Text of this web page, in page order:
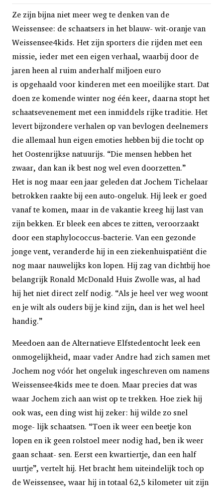
Ze zijn bijna niet meer weg te denken van de
Weissensee: de schaatsers in het blauw- wit-oranje van
Weissensee4kids. Het zijn sporters die rijden met een
missie, ieder met een eigen verhaal, waarbij door de
jaren heen al ruim anderhalf miljoen euro
is opgehaald voor kinderen met een moeilijke start. Dat
doen ze komende winter nog één keer, daarna stopt het
schaatsevenement met een inmiddels rijke traditie. Het
levert bijzondere verhalen op van bevlogen deelnemers
die allemaal hun eigen emoties hebben bij die tocht op
het Oostenrijkse natuurijs. “Die mensen hebben het
zwaar, dan kan ik best nog wel even doorzetten.”
Het is nog maar een jaar geleden dat Jochem Tichelaar
betrokken raakte bij een auto-ongeluk. Hij leek er goed
vanaf te komen, maar in de vakantie kreeg hij last van
zijn bekken. Er bleek een abces te zitten, veroorzaakt
door een staphylococcus-bacterie. Van een gezonde
jonge vent, veranderde hij in een ziekenhuispatiënt die
nog maar nauwelijks kon lopen. Hij zag van dichtbij hoe
belangrijk Ronald McDonald Huis Zwolle was, al had
hij het niet direct zelf nodig. “Als je heel ver weg woont
en je wilt als ouders bij je kind zijn, dan is het wel heel
handig.”
Meedoen aan de Alternatieve Elfstedentocht leek een
onmogelijkheid, maar vader Andre had zich samen met
Jochem nog vóór het ongeluk ingeschreven om namens
Weissensee4kids mee te doen. Maar precies dat was
waar Jochem zich aan wist op te trekken. Hoe ziek hij
ook was, een ding wist hij zeker: hij wilde zo snel
moge- lijk schaatsen. “Toen ik weer een beetje kon
lopen en ik geen rolstoel meer nodig had, ben ik weer
gaan schaat- sen. Eerst een kwartiertje, dan een half
uurtje”, vertelt hij. Het bracht hem uiteindelijk toch op
de Weissensee, waar hij in totaal 62,5 kilometer uit zijn